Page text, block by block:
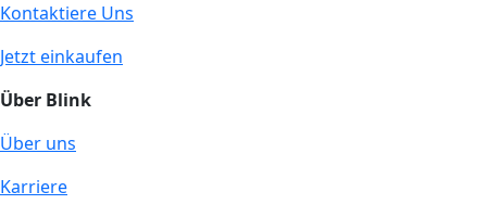
Kontaktiere Uns
Jetzt einkaufen
Über Blink
Über uns
Karriere